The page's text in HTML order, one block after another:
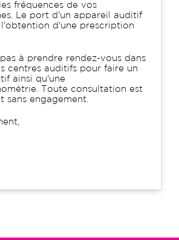
fréquences de vos
Le port d'un appareil auditif
l'obtention d'une prescription
à prendre rendez-vous dans
centres auditifs pour faire un
ainsi qu'une
Toute consultation est
sans engagement.